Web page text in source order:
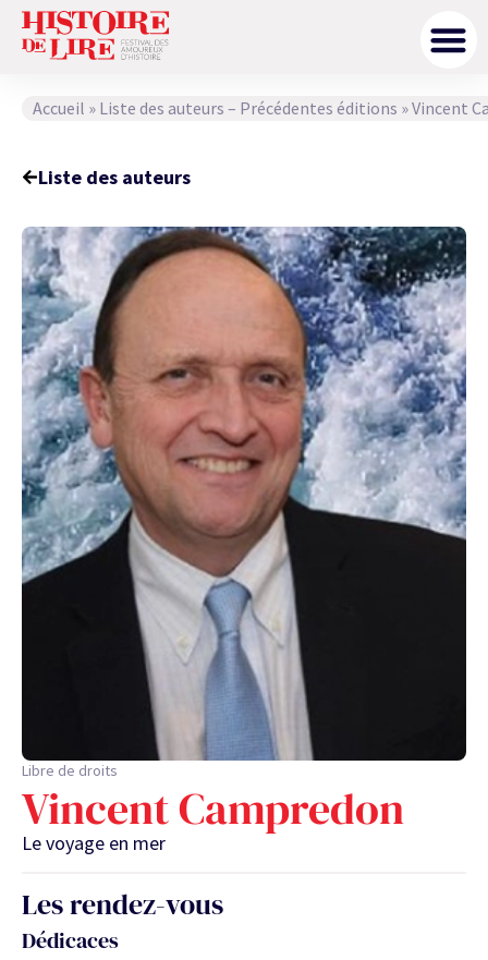
Accueil » Liste des auteurs – Précédentes éditions »Vincent
Liste des auteurs
Libre de droits
Vincent Campredon
Le voyage en mer
Les rendez-vous
Dédicaces